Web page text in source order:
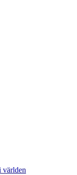
världen